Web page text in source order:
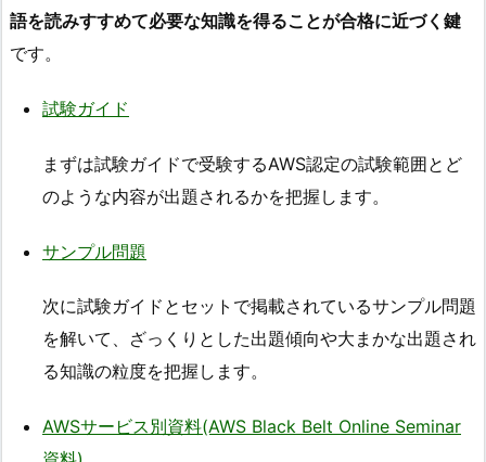
語を読みすすめて必要な知識を得ることが合格に近づく鍵
です。
試験ガイド
まずは試験ガイドで受験するAWS認定の試験範囲とど
のような内容が出題されるかを把握します。
サンプル問題
次に試験ガイドとセットで掲載されているサンプル問題
を解いて、ざっくりとした出題傾向や大まかな出題され
る知識の粒度を把握します。
AWSサービス別資料(AWS Black Belt Online Seminar